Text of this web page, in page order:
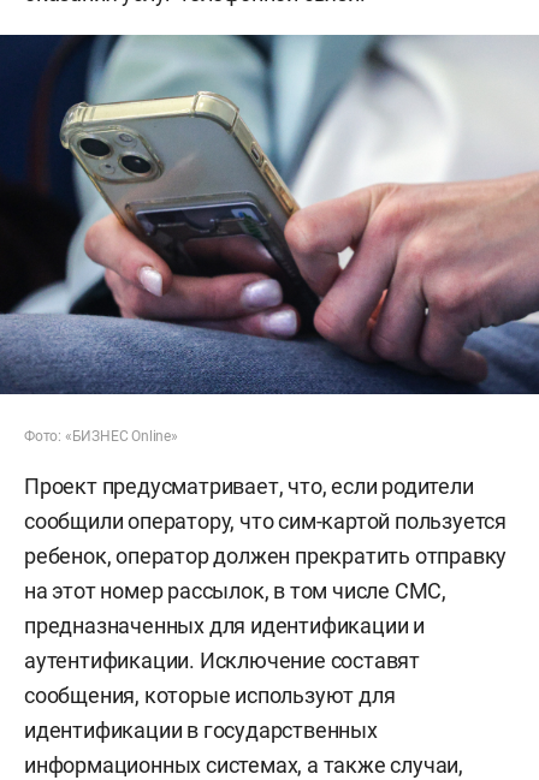
Фото: «БИЗНЕС Online»
Проект предусматривает, что, если родители
сообщили оператору, что сим-картой пользуется
ребенок, оператор должен прекратить отправку
на этот номер рассылок, в том числе СМС,
предназначенных для идентификации и
аутентификации. Исключение составят
сообщения, которые используют для
идентификации в государственных
информационных системах, а также случаи,